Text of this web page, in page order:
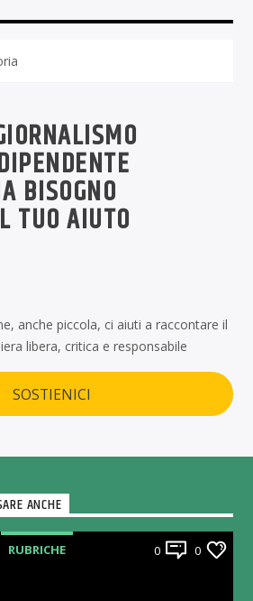
BISOGNO
TUO AIUTO
anche piccola, ci aiuti a raccontare il
libera, critica e responsabile
SOSTIENICI
ANCHE
RUBRICHE 0 0